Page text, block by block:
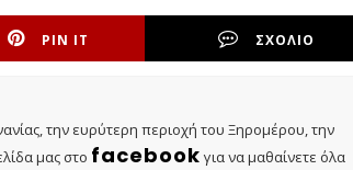
PIN IT ΣΧΟΛΙΟ
την ευρύτερη περιοχή του Ξηρομέρου, την
μας στο facebook για να μαθαίνετε όλα